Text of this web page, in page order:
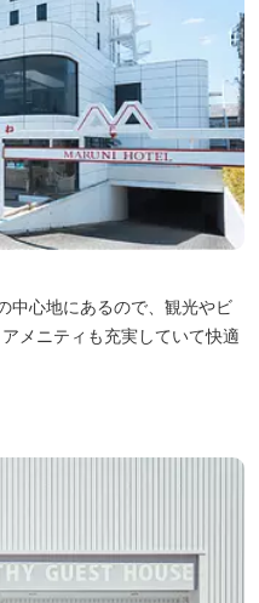
中心地にあるので、観光やビ
メニティも充実していて快適